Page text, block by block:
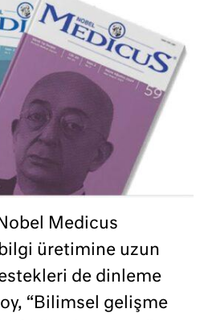
Medicus
üretimine uzun
de dinleme
“Bilimsel gelişme